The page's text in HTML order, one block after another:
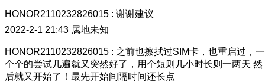
HONOR2110232826015 : 谢谢建议
2022-2-1 21:43 属地未知
HONOR2110232826015 : 之前也擦拭过SIM卡，也重启过，一
个个的尝试几遍就又突然好了，用个短则几小时长则一两天 然
后就又开始了！最先开始间隔时间还长点